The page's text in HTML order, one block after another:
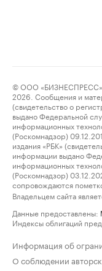
© ООО
2026. Сообщения и
(свидетельство о
выдано Федеральной
информационных
(Роскомнадзор)
издания «РБК»
информации выдано
информационных
(Роскомнадзор)
сопровождаются
Владельцем сайта
Данные предоставлены:
Индексы облигаций
Информация об
О соблюдении